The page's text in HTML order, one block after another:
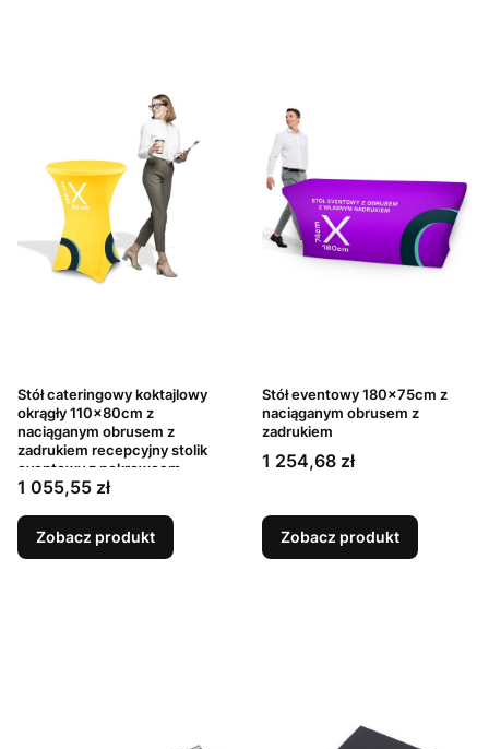
Stół cateringowy koktajlowy
okrągły 110x80cm z
naciąganym obrusem z
zadrukiem recepcyjny stolik
eventowy z pokrowcem
możliwość nadruku
Cena
1 055,55 zł
Zobacz produkt
Stół eventowy 180x75cm z
naciąganym obrusem z
zadrukiem
Cena
1 254,68 zł
Zobacz produkt